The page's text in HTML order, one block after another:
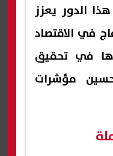
الدور يعزز
في الاقتصاد
في تحقيق
مؤشرات